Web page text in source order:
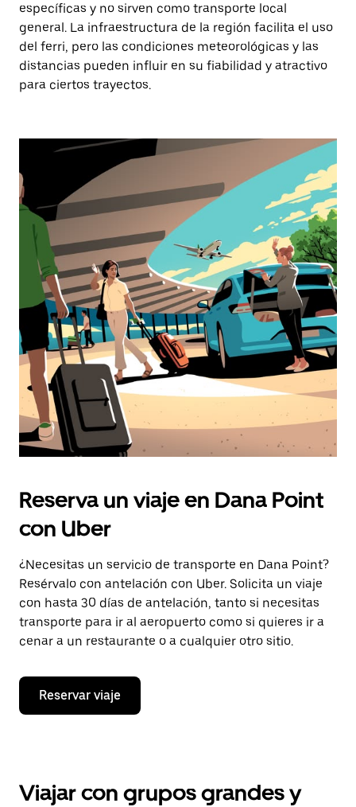
específicas y no sirven como transporte local
general. La infraestructura de la región facilita el uso
del ferri, pero las condiciones meteorológicas y las
distancias pueden influir en su fiabilidad y atractivo
para ciertos trayectos.
Reserva un viaje en Dana Point
con Uber
¿Necesitas un servicio de transporte en Dana Point?
Resérvalo con antelación con Uber. Solicita un viaje
con hasta 30 días de antelación, tanto si necesitas
transporte para ir al aeropuerto como si quieres ir a
cenar a un restaurante o a cualquier otro sitio.
Reservar viaje
Viajar con grupos grandes y